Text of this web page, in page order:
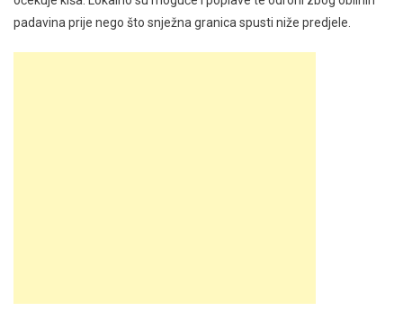
padavina prije nego što snježna granica spusti niže predjele.